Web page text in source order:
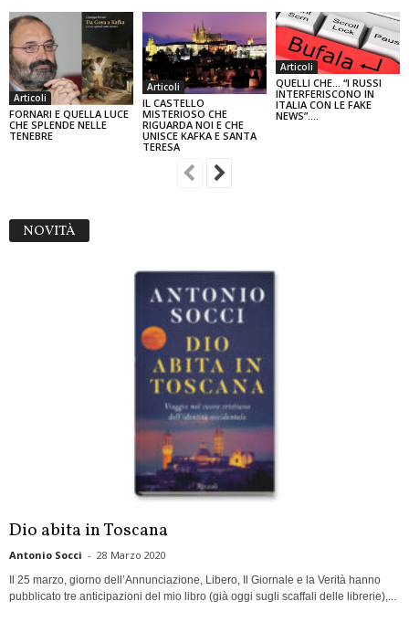
Articoli
FORNARI E QUELLA LUCE
CHE SPLENDE NELLE
TENEBRE
Articoli
IL CASTELLO
MISTERIOSO CHE
RIGUARDA NOI E CHE
UNISCE KAFKA E SANTA
TERESA
Articoli
QUELLI CHE… “I RUSSI
INTERFERISCONO IN
ITALIA CON LE FAKE
NEWS”….
NOVITÀ
Dio abita in Toscana
Antonio Socci - 28 Marzo 2020
Il 25 marzo, giorno dell’Annunciazione, Libero, Il Giornale e la Verità hanno
pubblicato tre anticipazioni del mio libro (già oggi sugli scaffali delle librerie),...